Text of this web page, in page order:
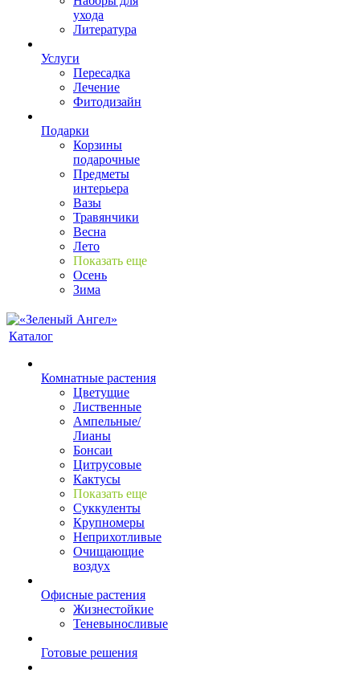
ухода
Литература
Услуги
Пересадка
Лечение
Фитодизайн
Подарки
Корзины
подарочные
Предметы
интерьера
Вазы
Травянчики
Весна
Лето
Показать еще
Осень
Зима
Каталог
Комнатные растения
Цветущие
Лиственные
Ампельные/
Лианы
Бонсаи
Цитрусовые
Кактусы
Показать еще
Суккуленты
Крупномеры
Неприхотливые
Очищающие
воздух
Офисные растения
Жизнестойкие
Теневыносливые
Готовые решения